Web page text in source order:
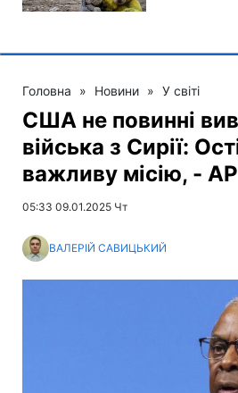
Головна » Новини » У світі
США не повинні
війська з Сирії:
важливу місію, - AP
05:33 09.01.2025 Чт
ВАЛЕРІЙ САВИЦЬКИЙ